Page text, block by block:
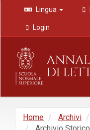
Navigazione
principale
Contenuto
principale
Barra
laterale
Lingua
Login
Home Archivi